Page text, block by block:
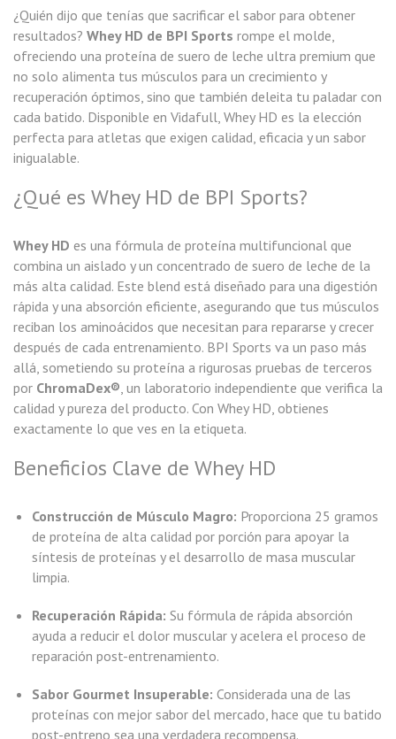
¿Quién dijo que tenías que sacrificar el sabor para obtener
resultados? Whey HD de BPI Sports rompe el molde,
ofreciendo una proteína de suero de leche ultra premium que
no solo alimenta tus músculos para un crecimiento y
recuperación óptimos, sino que también deleita tu paladar con
cada batido. Disponible en Vidafull, Whey HD es la elección
perfecta para atletas que exigen calidad, eficacia y un sabor
inigualable.
¿Qué es Whey HD de BPI Sports?
Whey HD es una fórmula de proteína multifuncional que
combina un aislado y un concentrado de suero de leche de la
más alta calidad. Este blend está diseñado para una digestión
rápida y una absorción eficiente, asegurando que tus músculos
reciban los aminoácidos que necesitan para repararse y crecer
después de cada entrenamiento. BPI Sports va un paso más
allá, sometiendo su proteína a rigurosas pruebas de terceros
por ChromaDex® , un laboratorio independiente que verifica la
calidad y pureza del producto. Con Whey HD, obtienes
exactamente lo que ves en la etiqueta.
Beneficios Clave de Whey HD
Construcción de Músculo Magro: Proporciona 25 gramos
de proteína de alta calidad por porción para apoyar la
síntesis de proteínas y el desarrollo de masa muscular
limpia.
Recuperación Rápida: Su fórmula de rápida absorción
ayuda a reducir el dolor muscular y acelera el proceso de
reparación post-entrenamiento.
Sabor Gourmet Insuperable: Considerada una de las
proteínas con mejor sabor del mercado, hace que tu batido
post-entreno sea una verdadera recompensa.